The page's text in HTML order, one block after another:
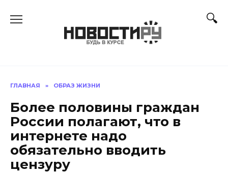
ГЛАВНАЯ » ОБРАЗ ЖИЗНИ
Более половины граждан
России полагают, что в
интернете надо
обязательно вводить
цензуру